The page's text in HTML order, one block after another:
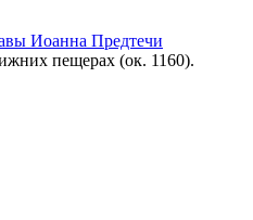
Иоанна Предтечи
пещерах (ок. 1160).